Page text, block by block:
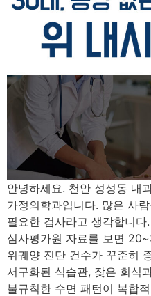
안녕하세요. 천안 성성동 내
가정의학과입니다. 많은 사
필요한 검사라고 생각합니
심사평가원 자료를 보면
위궤양 진단 건수가 꾸준히
서구화된 식습관, 잦은 회식
불규칙한 수면 패턴이 복합